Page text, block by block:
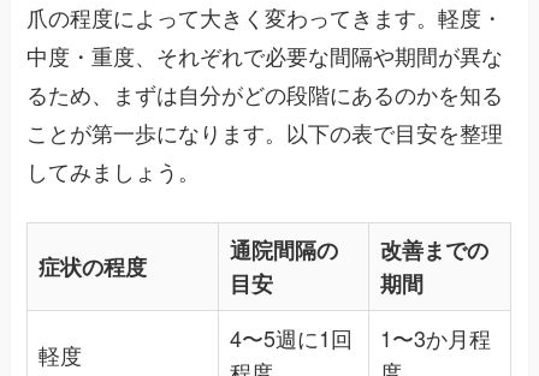
爪の程度によって大きく変わってきます。軽度・
中度・重度、それぞれで必要な間隔や期間が異な
るため、まずは自分がどの段階にあるのかを知る
ことが第一歩になります。以下の表で目安を整理
してみましょう。
症状の程度
通院間隔の
目安
改善までの
期間
軽度
4〜5週に1回
1〜3か月程